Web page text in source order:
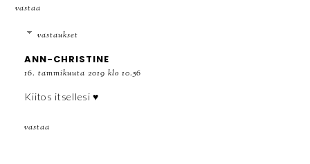
vastaa
vastaukset
ANN-CHRISTINE
16. tammikuuta 2019 klo 10.56
Kiitos itsellesi ♥
vastaa